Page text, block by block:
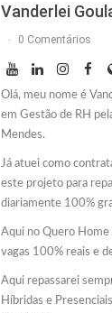
Vanderlei
0 Comentários
Olá, meu nome é
em Gestão de RH
Mendes.
Já atuei como
este projeto para
diariamente 100%
Aqui no Quero Home
vagas 100% reais e
Aqui repassarei
Híbridas e